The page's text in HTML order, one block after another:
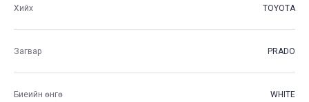
Хийх TOYOTA
Загвар PRADO
Биеийн өнгө WHITE